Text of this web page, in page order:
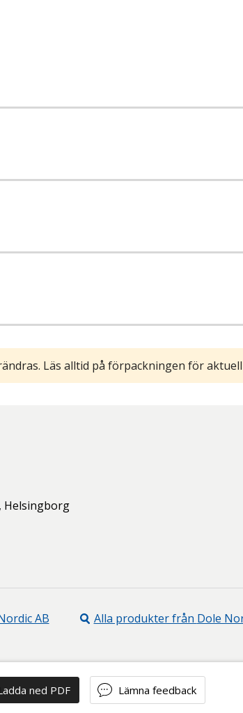
Läs alltid på förpackningen för
Helsingborg
AB Alla produkter från Dole
ned PDF Lämna feedback